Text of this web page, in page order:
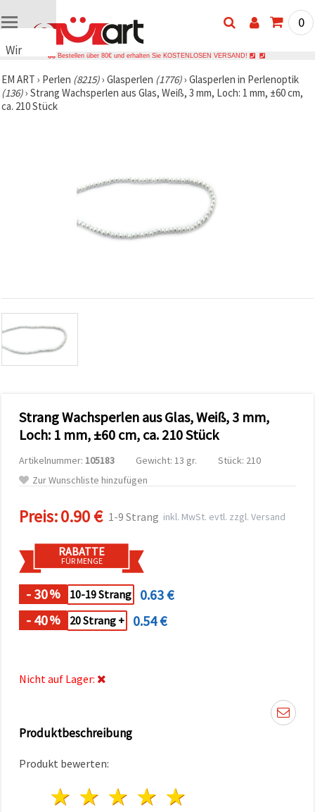
Wir
Cookies
🍪 Wir
verwenden
Datenverkehr
zu
sowie
Unterstützung
Partner für
und
Sie können
Cookies
akzeptieren,
oder Ihre
Auswahl in
individuell
festlegen.
Ihre
Einwilligung
widerrufen.
Richtlinie
Alle
Cookie-
0
Bestellen über 80€ und erhalten Sie KOSTENLOSEN VERSAND!
EM ART › Perlen (8215)› Glasperlen (1776)› Glasperlen in Perlenoptik
(136)› Strang Wachsperlen aus Glas, Weiß, 3 mm, Loch: 1 mm, ±60 cm,
ca. 210 Stück
Strang Wachsperlen aus Glas, Weiß, 3 mm,
Loch: 1 mm, ±60 cm, ca. 210 Stück
Artikelnummer: 105183 Gewicht: 13 gr.
Stück: 210
Zur Wunschliste hinzufügen
Preis:0.90 € 1-9 Strang inkl. MwSt. evtl. zzgl. Versand
RABATTE
FÜR MENGE
- 30% 10-19 Strang
0.63 €
- 40% 20 Strang + 0.54 €
Nicht auf Lager:
Produktbeschreibung
Produkt bewerten:
4 Sterne
3 Sterne
2 Sterne
1 Stern